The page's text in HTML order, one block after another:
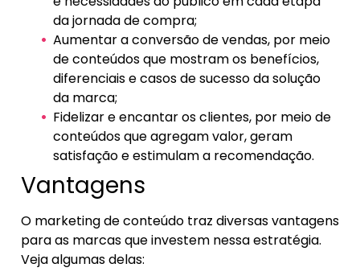
da jornada de compra;
Aumentar a conversão de vendas, por meio
de conteúdos que mostram os benefícios,
diferenciais e casos de sucesso da solução
da marca;
Fidelizar e encantar os clientes, por meio de
conteúdos que agregam valor, geram
satisfação e estimulam a recomendação.
Vantagens
O marketing de conteúdo traz diversas vantagens
para as marcas que investem nessa estratégia.
Veja algumas delas: